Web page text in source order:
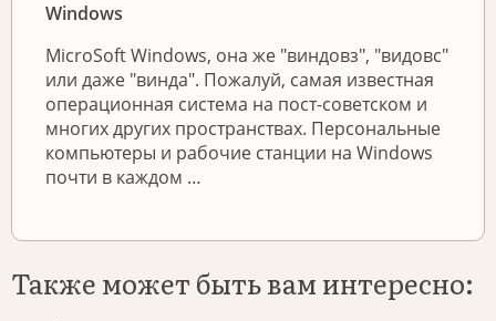
Windows
MicroSoft Windows, она же "виндовз", "видовс"
или даже "винда". Пожалуй, самая известная
операционная система на пост-советском и
многих других пространствах. Персональные
компьютеры и рабочие станции на Windows
почти в каждом …
Также может быть вам интересно: